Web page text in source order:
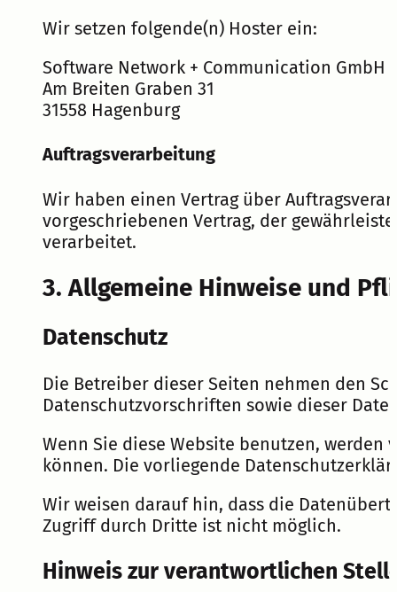
Wir setzen folgende(n) Hoster ein:
Software Network + Communication GmbH
Am Breiten Graben 31
31558 Hagenburg
Auftragsverarbeitung
Wir haben einen Vertrag über
vorgeschriebenen Vertrag, der
verarbeitet.
3. Allgemeine Hinweise und
Datenschutz
Die Betreiber dieser Seiten nehmen den
Datenschutzvorschriften sowie dieser
Wenn Sie diese Website benutzen,
können. Die vorliegende
Wir weisen darauf hin, dass die
Zugriff durch Dritte ist nicht möglich.
Hinweis zur verantwortlichen